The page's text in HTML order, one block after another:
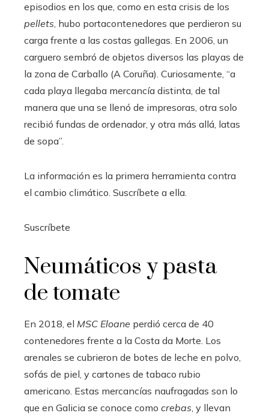
episodios en los que, como en esta crisis de los
pellets, hubo portacontenedores que perdieron su
carga frente a las costas gallegas. En 2006, un
carguero sembró de objetos diversos las playas de
la zona de Carballo (A Coruña). Curiosamente, “a
cada playa llegaba mercancía distinta, de tal
manera que una se llenó de impresoras, otra solo
recibió fundas de ordenador, y otra más allá, latas
de sopa”.
La información es la primera herramienta contra
el cambio climático. Suscríbete a ella.
Suscríbete
Neumáticos y pasta
de tomate
En 2018, el MSC Eloane perdió cerca de 40
contenedores frente a la Costa da Morte. Los
arenales se cubrieron de botes de leche en polvo,
sofás de piel, y cartones de tabaco rubio
americano. Estas mercancías naufragadas son lo
que en Galicia se conoce como crebas, y llevan